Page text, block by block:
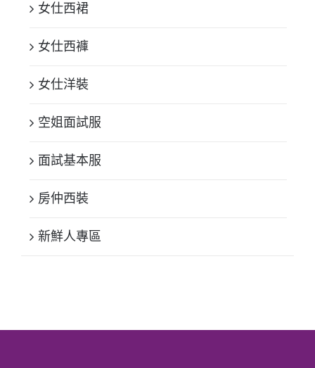
女仕西裙
女仕西褲
女仕洋裝
空姐面試服
面試基本服
房仲西裝
新鮮人專區